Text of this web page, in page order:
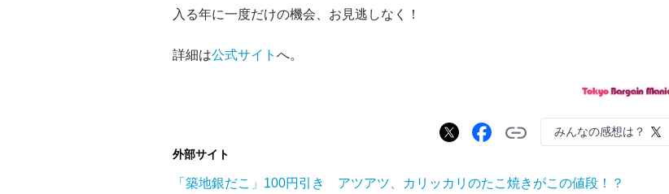
入る年に一度だけの機会、お見逃しなく！
詳細は公式サイト へ。
みんなの感想は？
外部サイト
「築地銀だこ」100円引き アツアツ、カリッカリのたこ焼きがこの値段！？